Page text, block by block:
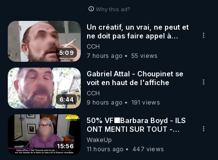
Why this ad?
5:09
Un créatif, un vrai, ne peut et
ne doit pas faire appel à
l'intelligence artificielle
CCH
7 hours ago
55 views
6:44
Gabriel Attal - Choupinet se
voit en haut de l'affiche
CCH
9 hours ago
191 views
15:56
50% VF🟩Barbara Boyd - ILS
ONT MENTI SUR TOUT -
Jocelyne Traduction
WakeUp
11 hours ago
447 views